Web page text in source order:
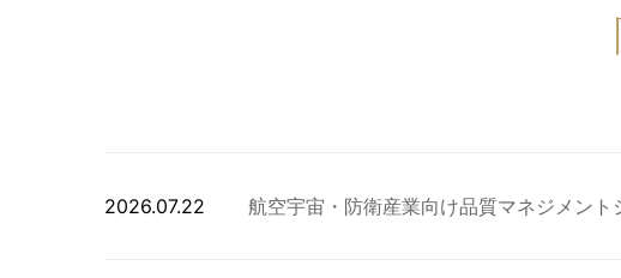
2026.07.22 航空宇宙・防衛産業向け品質マネジメン